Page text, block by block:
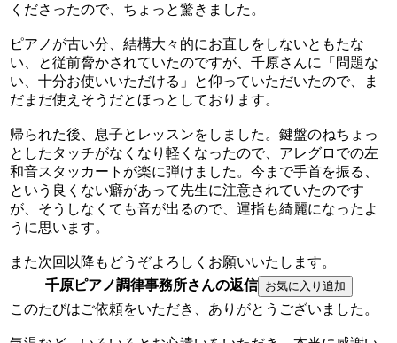
くださったので、ちょっと驚きました。
ピアノが古い分、結構大々的にお直しをしないともたな
い、と従前脅かされていたのですが、千原さんに「問題な
い、十分お使いいただける」と仰っていただいたので、ま
だまだ使えそうだとほっとしております。
帰られた後、息子とレッスンをしました。鍵盤のねちょっ
としたタッチがなくなり軽くなったので、アレグロでの左
和音スタッカートが楽に弾けました。今まで手首を振る、
という良くない癖があって先生に注意されていたのです
が、そうしなくても音が出るので、運指も綺麗になったよ
うに思います。
また次回以降もどうぞよろしくお願いいたします。
千原ピアノ調律事務所さんの返信
このたびはご依頼をいただき、ありがとうございました。